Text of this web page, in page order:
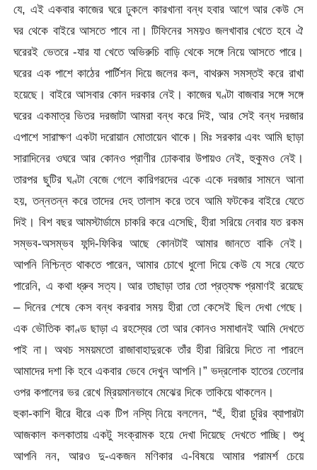
যে, এই একবার কাজের ঘরে ঢুকলে কারখানা বন্ধ হবার আগে আর কেউ সে
ঘর থেকে বাইরে আসতে পাবে না। টিফিনের সময়ও জলখাবার খেতে হবে ঐ
ঘরেরই ভেতরে -যার যা খেতে অভিরুচি বাড়ি থেকে সঙ্গে নিয়ে আসতে পারে।
ঘরের এক পাশে কাঠের পার্টিশন দিয়ে জলের কল, বাথরুম সমস্তই করে রাখা
হয়েছে। বাইরে আসবার কোন দরকার নেই। কাজের ঘণ্টা বাজবার সঙ্গে সঙ্গে
ঘরের একমাত্র ভিতর দরজাটা আমরা বন্ধ করে দিই, আর সেই বন্ধ দরজার
এপাশে সারাক্ষণ একটা দরোয়ান মোতায়েন থাকে। মিঃ সরকার এবং আমি ছাড়া
সারাদিনের ওঘরে আর কোনও প্রাণীর ঢোকবার উপায়ও নেই, হুকুমও নেই।
তারপর ছুটির ঘণ্টা বেজে গেলে কারিগরদের একে একে দরজার সামনে আনা
হয়, তন্নতন্ন করে তাদের দেহ তালাস করে তবে আমি ফটকের বাইরে যেতে
দিই। বিশ বছর আমস্টার্ডামে চাকরি করে এসেছি, হীরা সরিয়ে নেবার যত রকম
সম্ভব-অসম্ভব ফন্দি-ফিকির আছে কোনটাই আমার জানতে বাকি নেই।
আপনি নিশ্চিন্ত থাকতে পারেন, আমার চোখে ধুলো দিয়ে কেউ যে সরে যেতে
পারেনি, এ কথা ধ্রুব সত্য। আর তাছাড়া তার তো প্রত্যক্ষ প্রমাণই রয়েছে
– দিনের শেষে কেস বন্ধ করবার সময় হীরা তো কেসেই ছিল দেখা গেছে।
এক ভৌতিক কাণ্ড ছাড়া এ রহস্যের তো আর কোনও সমাধানই আমি দেখতে
পাই না। অথচ সময়মতো রাজাবাহাদুরকে তাঁর হীরা রিরিয়ে দিতে না পারলে
আমাদের দশা কি হবে একবার ভেবে দেখুন আপনি।” ভদ্রলোক হাতের তেলোর
ওপর কপালের ভর রেখে ম্রিয়মানভাবে মেঝের দিকে তাকিয়ে থাকলেন।
হুকা-কাশি ধীরে ধীরে এক টিপ নস্যি নিয়ে বললেন, “হুঁ, হীরা চুরির ব্যাপারটা
আজকাল কলকাতায় একটু সংক্রামক হয়ে দেখা দিয়েছে দেখতে পাচ্ছি। শুধু
আপনি নন, আরও দু-একজন মণিকার এ-বিষয়ে আমার পরামর্শ চেয়ে